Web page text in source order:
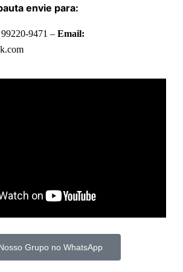
envie para:
9471 – Email:
Grupo no WhatsApp